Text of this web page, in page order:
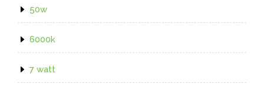
50w
6000k
7 watt